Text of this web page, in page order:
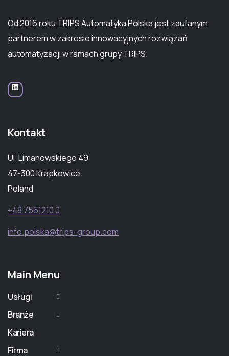
Od 2016 roku TRIPS Automatyka Polska jest zaufanym
partnerem w zakresie innowacyjnych rozwiązań
automatyzacji w ramach grupy TRIPS.
Kontakt
Ul. Limanowskiego 49
47-300 Krapkowice
Poland
+48 7561210 0
info.polska@trips-group.com
Main Menu
Usługi
Branże
Kariera
Firma